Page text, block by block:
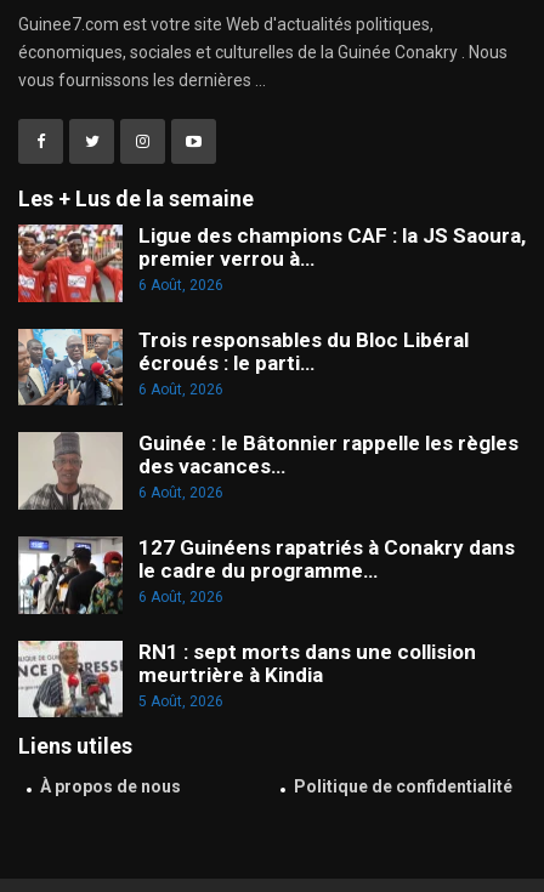
Guinee7.com est votre site Web d'actualités politiques,
économiques, sociales et culturelles de la Guinée Conakry . Nous
vous fournissons les dernières ...
Les + Lus de la semaine
Ligue des champions CAF : la JS Saoura,
premier verrou à…
6 Août, 2026
Trois responsables du Bloc Libéral
écroués : le parti…
6 Août, 2026
Guinée : le Bâtonnier rappelle les règles
des vacances…
6 Août, 2026
127 Guinéens rapatriés à Conakry dans
le cadre du programme…
6 Août, 2026
RN1 : sept morts dans une collision
meurtrière à Kindia
5 Août, 2026
Liens utiles
À propos de nous Politique de confidentialité